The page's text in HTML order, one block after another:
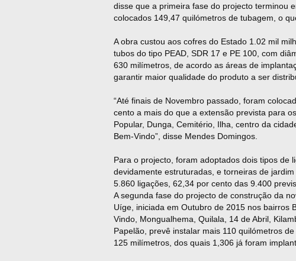
disse que a primeira fase do projecto terminou
colocados 149,47 quilómetros de tubagem, o
A obra custou aos cofres do Estado 1.02 mil
tubos do tipo PEAD, SDR 17 e PE 100, com
630 milímetros, de acordo as áreas de
garantir maior qualidade do produto a ser
“Até finais de Novembro passado, foram
cento a mais do que a extensão prevista para
Popular, Dunga, Cemitério, Ilha, centro da
Bem-Vindo”, disse Mendes Domingos.
Para o projecto, foram adoptados dois tipos de
devidamente estruturadas, e torneiras de
5.860 ligações, 62,34 por cento das 9.400
A segunda fase do projecto de construção da
Uíge, iniciada em Outubro de 2015 nos bairros
Vindo, Mongualhema, Quilala, 14 de Abril,
Papelão, prevê instalar mais 110 quilómetros
125 milímetros, dos quais 1,306 já foram